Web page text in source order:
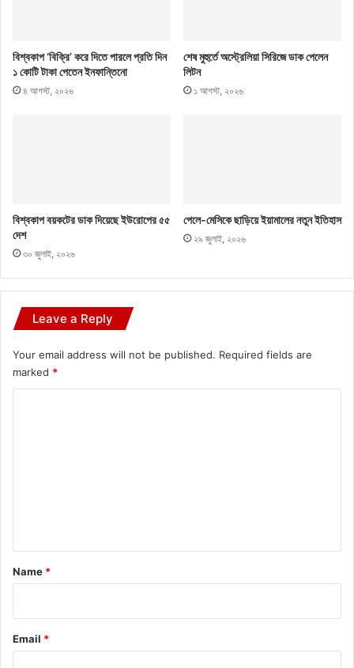
বিশ্বকাপ ‘বিক্রি’ করে দিতে পারলে প্রতি দিন
১ কোটি টাকা পেতেন ইনফান্তিনো
৪ আগস্ট, ২০২৬
শেষ মুহুর্তে অস্ট্রেলিয়া সিরিজে ডাক পেলেন
লিটন
১ আগস্ট, ২০২৬
বিশ্বকাপ বয়কটের ডাক দিয়েছে ইউরোপের ৫৫
দেশ
৩০ জুলাই, ২০২৬
পেলে-মেসিকে ছাড়িয়ে ইয়ামালের নতুন ইতিহাস
২৯ জুলাই, ২০২৬
Leave a Reply
Your email address will not be published. Required fields are
marked *
*
Name *
Email *